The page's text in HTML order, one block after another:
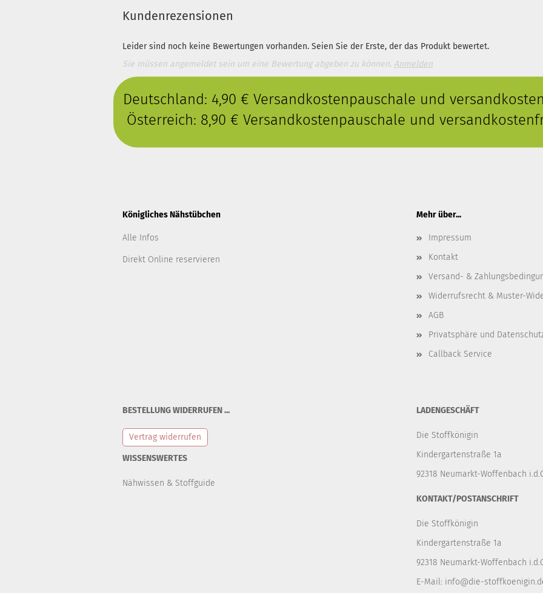
Kundenrezensionen
Leider sind noch keine Bewertungen vorhanden. Seien Sie der Erste, der das Produkt bewertet.
Sie müssen angemeldet sein um eine Bewertung abgeben zu können. Anmelden
Deutschland: 4,90 € Versandkostenpauschale und
Österreich: 8,90 € Versandkostenpauschale und
Königliches Nähstübchen
Alle Infos
Direkt Online reservieren
Mehr über...
Impressum
Kontakt
Versand- &
Widerrufsrecht & Muster-
AGB
Privatsphäre und
Callback Service
BESTELLUNG WIDERRUFEN ...
Vertrag widerrufen
WISSENSWERTES
Nähwissen & Stoffguide
LADENGESCHÄFT
Die Stoffkönigin
Kindergartenstraße 1a
92318 Neumarkt-Woffenbach
KONTAKT/POSTANSCHRIFT
Die Stoffkönigin
Kindergartenstraße 1a
92318 Neumarkt-Woffenbach
E-Mail: info@die-